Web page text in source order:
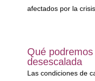
afectados por la crisis.
Qué
desescalada
Las condiciones de